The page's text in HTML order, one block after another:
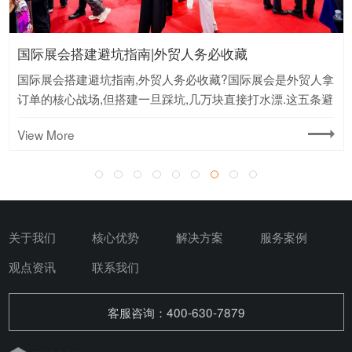
国际展会搭建避坑指南|外贸人务必收藏
国际展会搭建避坑指南,外贸人务必收藏?国际展会是外贸人拿
订单的核心战场,但搭建一旦踩坑,几万块直接打水漂.这五条避
View More
关于我们 核心优势 解决方案
服务案例
观点资讯
联系我们
客服咨询：400-630-7879